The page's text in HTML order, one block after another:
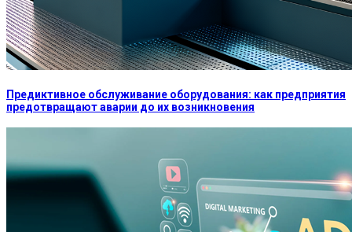
Предиктивное обслуживание оборудования: как предприятия
предотвращают аварии до их возникновения